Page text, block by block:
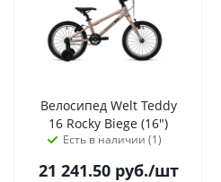
Велосипед Welt Teddy
16 Rocky Biege (16")
Есть в наличии (1)
21 241.50руб./шт